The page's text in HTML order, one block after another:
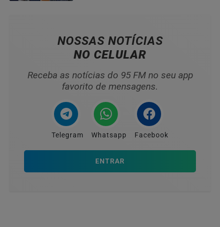
NOSSAS NOTÍCIAS
NO CELULAR
Receba as notícias do 95 FM no seu app
favorito de mensagens.
Telegram Whatsapp Facebook
ENTRAR